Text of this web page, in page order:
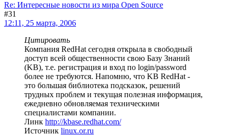
Re: Интересные новости из мира Open Source
#31
12:11, 25 марта, 2006
Цитировать
Компания RedHat сегодня открыла в свободный
доступ всей общественности свою Базу Знаний
(KB), т.е. регистрация и вход по login/password
более не требуются. Напомню, что KB RedHat -
это большая библиотека подсказок, решений
трудных проблем и текущая полезная информация,
ежедневно обновляемая техническими
специалистами компании.
Линк http://kbase.redhat.com/
Источник linux.or.ru